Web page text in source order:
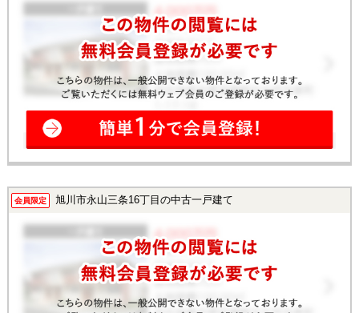
会員限定 旭川市永山三条16丁目の中古一戸建て